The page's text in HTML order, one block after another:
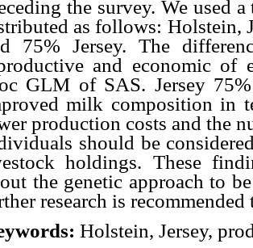
the survey. We used
as follows: Holstein,
75% Jersey. The
and economic of
GLM of SAS. Jersey
milk composition in
production costs and the
should be
holdings. These
the genetic approach to
research is
Holstein, Jersey,